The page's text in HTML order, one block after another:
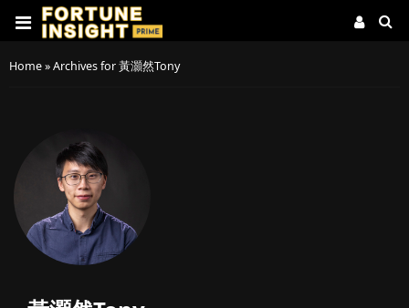
Home»Archives for 黃灝然Tony